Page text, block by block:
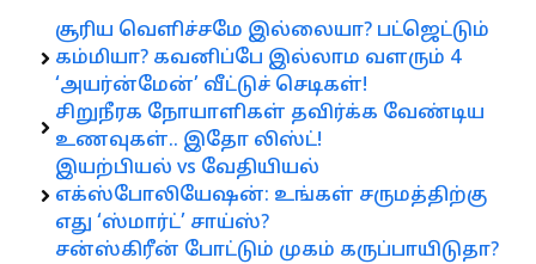
சூரிய வெளிச்சமே இல்லையா? பட்ஜெட்டும்
கம்மியா? கவனிப்பே இல்லாம வளரும் 4
‘அயர்ன்மேன்’ வீட்டுச் செடிகள்!
சிறுநீரக நோயாளிகள் தவிர்க்க வேண்டிய
உணவுகள்.. இதோ லிஸ்ட்!
இயற்பியல் vs வேதியியல்
எக்ஸ்போலியேஷன்: உங்கள் சருமத்திற்கு
எது ‘ஸ்மார்ட்’ சாய்ஸ்?
சன்ஸ்கிரீன் போட்டும் முகம் கருப்பாயிடுதா?